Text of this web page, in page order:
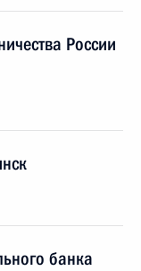
России
банка